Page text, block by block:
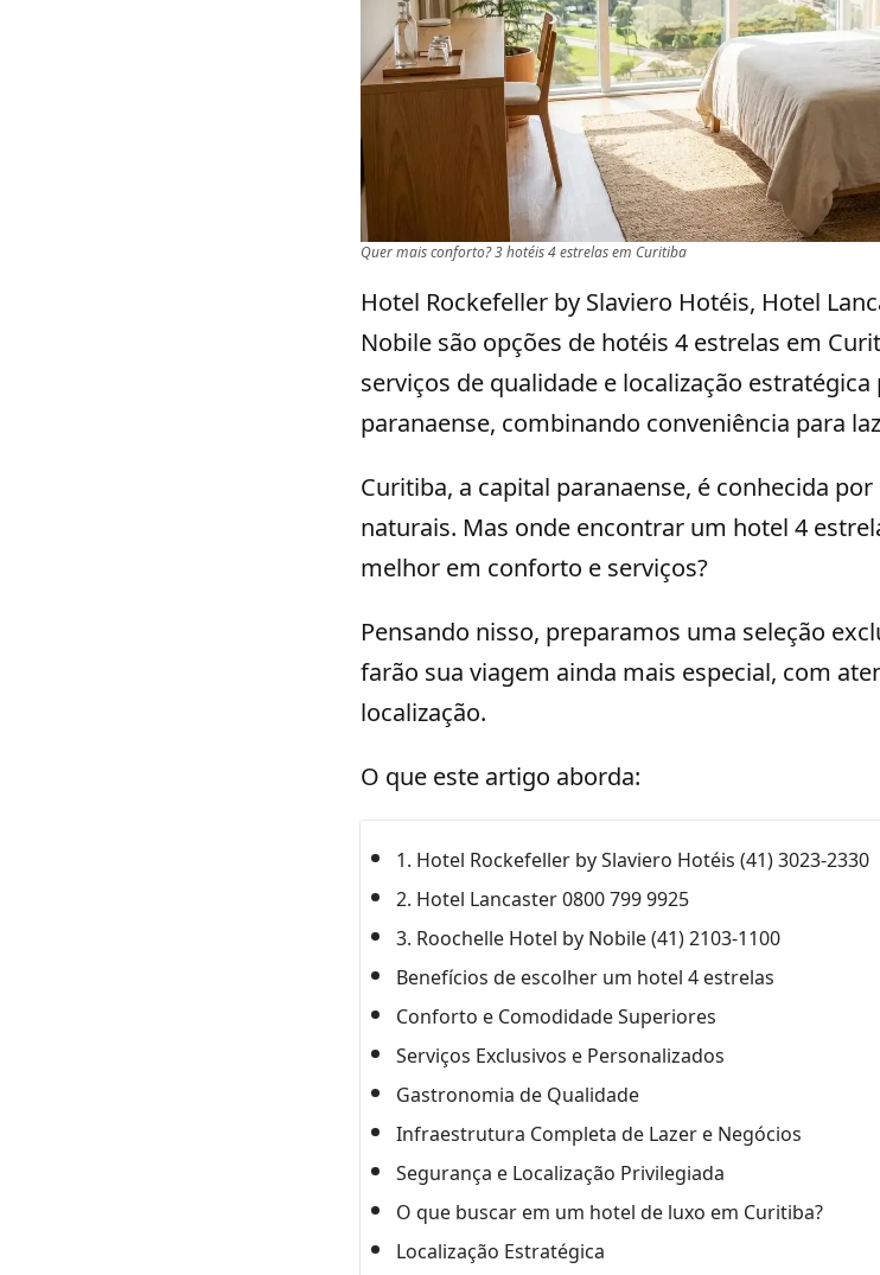
Quer mais conforto? 3 hotéis 4 estrelas em Curitiba
Hotel Rockefeller by Slaviero Hotéis, Hotel
Nobile são opções de hotéis 4 estrelas em
serviços de qualidade e localização
paranaense, combinando conveniência para
Curitiba, a capital paranaense, é conhecida
naturais. Mas onde encontrar um hotel 4
melhor em conforto e serviços?
Pensando nisso, preparamos uma seleção
farão sua viagem ainda mais especial, com
localização.
O que este artigo aborda:
1. Hotel Rockefeller by Slaviero Hotéis (41) 3023-2330
2. Hotel Lancaster 0800 799 9925
3. Roochelle Hotel by Nobile (41) 2103-1100
Benefícios de escolher um hotel 4 estrelas
Conforto e Comodidade Superiores
Serviços Exclusivos e Personalizados
Gastronomia de Qualidade
Infraestrutura Completa de Lazer e Negócios
Segurança e Localização Privilegiada
O que buscar em um hotel de luxo em Curitiba?
Localização Estratégica